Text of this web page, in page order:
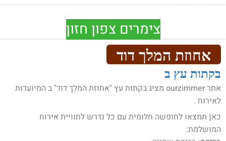
צימרים צפון חזון
אחוזת המלך דוד
בקתות עץ ב
אתר ourzimmer מציג בקתות עץ "אחוזת המלך דוד" ב המיועדות
לאירוח .
כאן תמצאו לחופשה חלומית עם כל נדרש לחוויית אירוח
המושלמת: